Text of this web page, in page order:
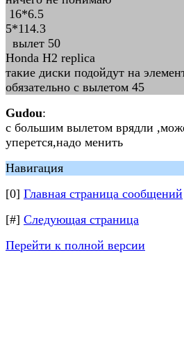
16*6.5
5*114.3
вылет 50
Honda H2 replica
такие диски подойдут на
обязательно с вылетом 45
Gudou:
с большим вылетом врядли
уперется,надо менить
Навигация
[0] Главная страница сообщений
[#] Следующая страница
Перейти к полной версии